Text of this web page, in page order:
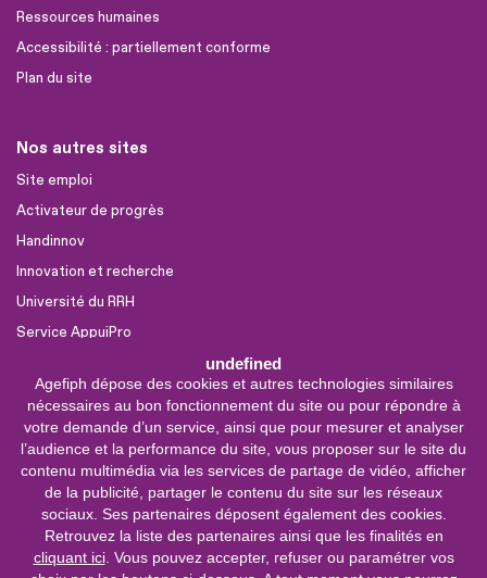
undefined
Agefiph dépose des cookies et autres technologies similaires
nécessaires au bon fonctionnement du site ou pour répondre à
votre demande d’un service, ainsi que pour mesurer et analyser
l’audience et la performance du site, vous proposer sur le site du
contenu multimédia via les services de partage de vidéo, afficher
de la publicité, partager le contenu du site sur les réseaux
sociaux. Ses partenaires déposent également des cookies.
Retrouvez la liste des partenaires ainsi que les finalités en
cliquant ici. Vous pouvez accepter, refuser ou paramétrer vos
Ressources humaines
Accessibilité : partiellement conforme
Plan du site
Nos autres sites
Site emploi
Activateur de progrès
Handinnov
Innovation et recherche
Université du RRH
Service AppuiPro
Nous suivre
Youtube
Linkedin
Facebook